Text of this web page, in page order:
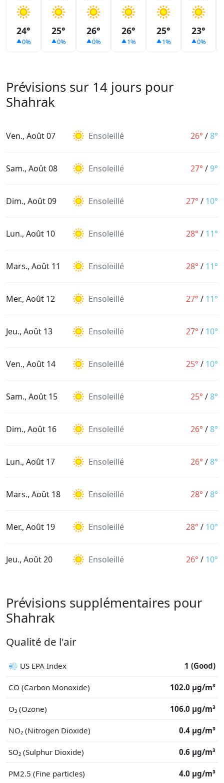
24°
0%
25°
0%
26°
0%
26°
1%
25°
1%
23°
0%
Prévisions sur 14 jours pour
Shahrak
Ven., Août 07 Ensoleillé 26° /8°
Sam., Août 08 Ensoleillé 27° /9°
Dim., Août 09 Ensoleillé 27° / 10°
Lun., Août 10 Ensoleillé 28° / 11°
Mars., Août 11 Ensoleillé 28° / 11°
Mer., Août 12 Ensoleillé 27° / 11°
Jeu., Août 13 Ensoleillé 27° / 10°
Ven., Août 14 Ensoleillé 25° / 10°
Sam., Août 15 Ensoleillé 25° /8°
Dim., Août 16 Ensoleillé 26° /8°
Lun., Août 17 Ensoleillé 26° /8°
Mars., Août 18 Ensoleillé 28° /8°
Mer., Août 19 Ensoleillé 28° / 10°
Jeu., Août 20 Ensoleillé 26° / 10°
Prévisions supplémentaires pour
Shahrak
Qualité de l'air
💨 US EPA Index 1 (Good)
CO (Carbon Monoxide) 102.0 μg/m³
O₃ (Ozone) 106.0 μg/m³
NO₂ (Nitrogen Dioxide) 0.4 μg/m³
SO₂ (Sulphur Dioxide) 0.6 μg/m³
PM2.5 (Fine particles) 4.0 μg/m³